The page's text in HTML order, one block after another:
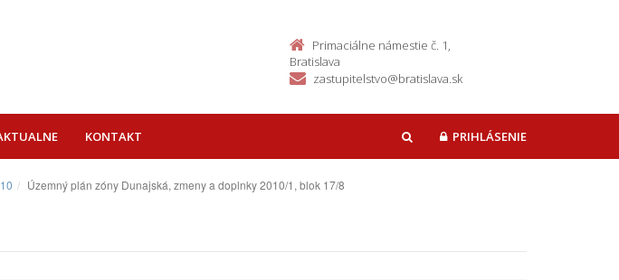
Primaciálne námestie č. 1,
Bratislava
zastupitelstvo@bratislava.sk
KONTAKT HĽADAŤPRIHLÁSENIE
Územný plán zóny Dunajská, zmeny a doplnky 2010/1, blok 17/8